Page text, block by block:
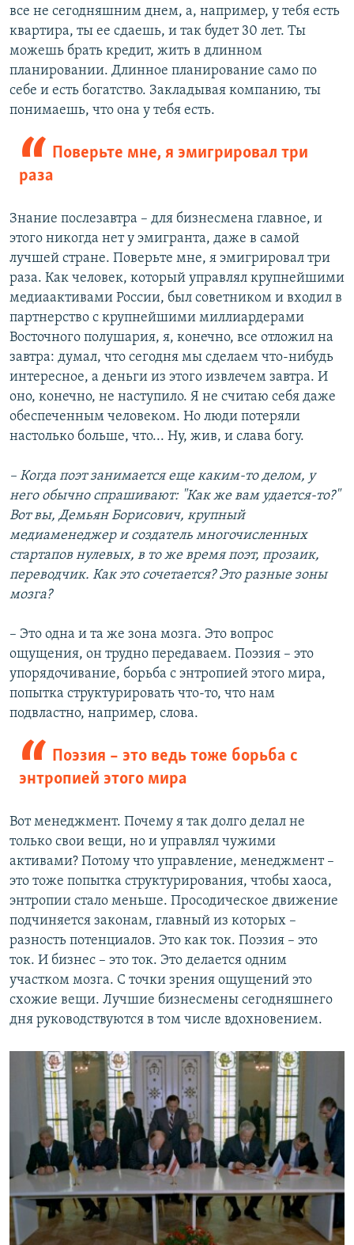
все не сегодняшним днем, а, например, у тебя есть
квартира, ты ее сдаешь, и так будет 30 лет. Ты
можешь брать кредит, жить в длинном
планировании. Длинное планирование само по
себе и есть богатство. Закладывая компанию, ты
понимаешь, что она у тебя есть.
Поверьте мне, я эмигрировал три
раза
Знание послезавтра – для бизнесмена главное, и
этого никогда нет у эмигранта, даже в самой
лучшей стране. Поверьте мне, я эмигрировал три
раза. Как человек, который управлял крупнейшими
медиаактивами России, был советником и входил в
партнерство с крупнейшими миллиардерами
Восточного полушария, я, конечно, все отложил на
завтра: думал, что сегодня мы сделаем что-нибудь
интересное, а деньги из этого извлечем завтра. И
оно, конечно, не наступило. Я не считаю себя даже
обеспеченным человеком. Но люди потеряли
настолько больше, что... Ну, жив, и слава богу.
– Когда поэт занимается еще каким-то делом, у
него обычно спрашивают: "Как же вам удается-то?"
Вот вы, Демьян Борисович, крупный
медиаменеджер и создатель многочисленных
стартапов нулевых, в то же время поэт, прозаик,
переводчик. Как это сочетается? Это разные зоны
мозга?
– Это одна и та же зона мозга. Это вопрос
ощущения, он трудно передаваем. Поэзия – это
упорядочивание, борьба с энтропией этого мира,
попытка структурировать что-то, что нам
подвластно, например, слова.
Поэзия – это ведь тоже борьба с
энтропией этого мира
Вот менеджмент. Почему я так долго делал не
только свои вещи, но и управлял чужими
активами? Потому что управление, менеджмент –
это тоже попытка структурирования, чтобы хаоса,
энтропии стало меньше. Просодическое движение
подчиняется законам, главный из которых –
разность потенциалов. Это как ток. Поэзия – это
ток. И бизнес – это ток. Это делается одним
участком мозга. С точки зрения ощущений это
схожие вещи. Лучшие бизнесмены сегодняшнего
дня руководствуются в том числе вдохновением.